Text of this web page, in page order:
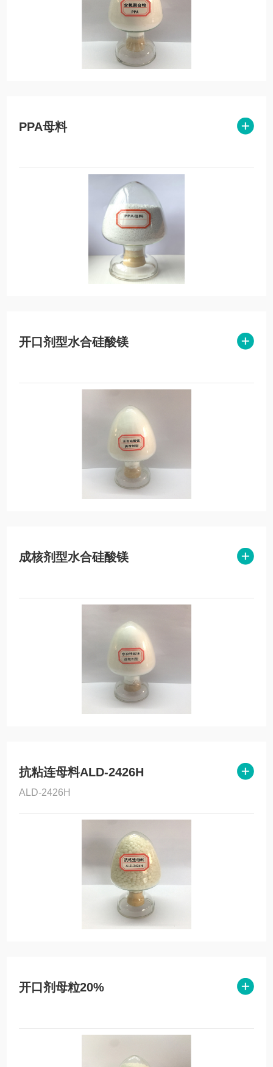
PPA母料
开口剂型水合硅酸镁
成核剂型水合硅酸镁
抗粘连母料ALD-2426H
ALD-2426H
开口剂母粒20%